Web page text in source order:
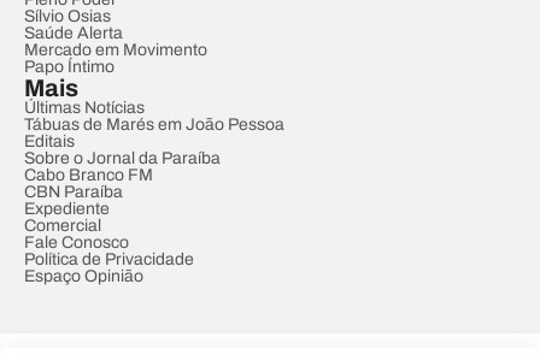
Sílvio Osias
Saúde Alerta
Mercado em Movimento
Papo Íntimo
Mais
Últimas Notícias
Tábuas de Marés em João Pessoa
Editais
Sobre o Jornal da Paraíba
Cabo Branco FM
CBN Paraíba
Expediente
Comercial
Fale Conosco
Política de Privacidade
Espaço Opinião